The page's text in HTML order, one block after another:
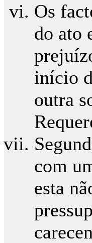
Os
do ato
início
outra
com
esta